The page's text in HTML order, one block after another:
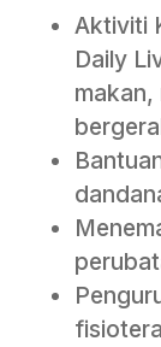
Aktiviti
Daily
makan,